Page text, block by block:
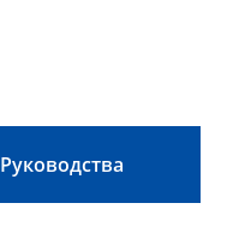
Руководства